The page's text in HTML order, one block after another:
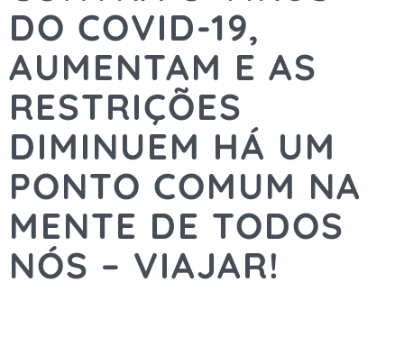
DO COVID-19,
AUMENTAM E AS
RESTRIÇÕES
DIMINUEM HÁ UM
PONTO COMUM NA
MENTE DE TODOS
NÓS – VIAJAR!